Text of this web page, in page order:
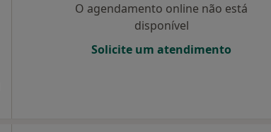
O agendamento online não está
disponível
Solicite um atendimento